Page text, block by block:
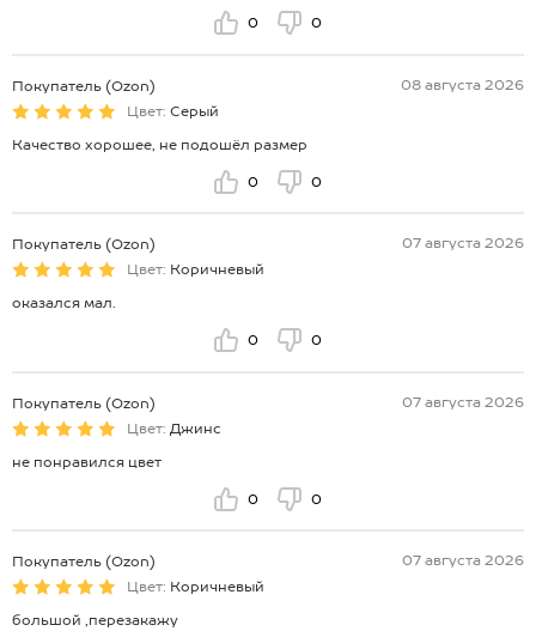
0 0
Покупатель (Ozon)
08 августа 2026
Цвет: Серый
Качество хорошее, не подошёл размер
0 0
Покупатель (Ozon)
07 августа 2026
Цвет: Коричневый
оказался мал.
0 0
Покупатель (Ozon)
07 августа 2026
Цвет: Джинс
не понравился цвет
0 0
Покупатель (Ozon)
07 августа 2026
Цвет: Коричневый
большой ,перезакажу